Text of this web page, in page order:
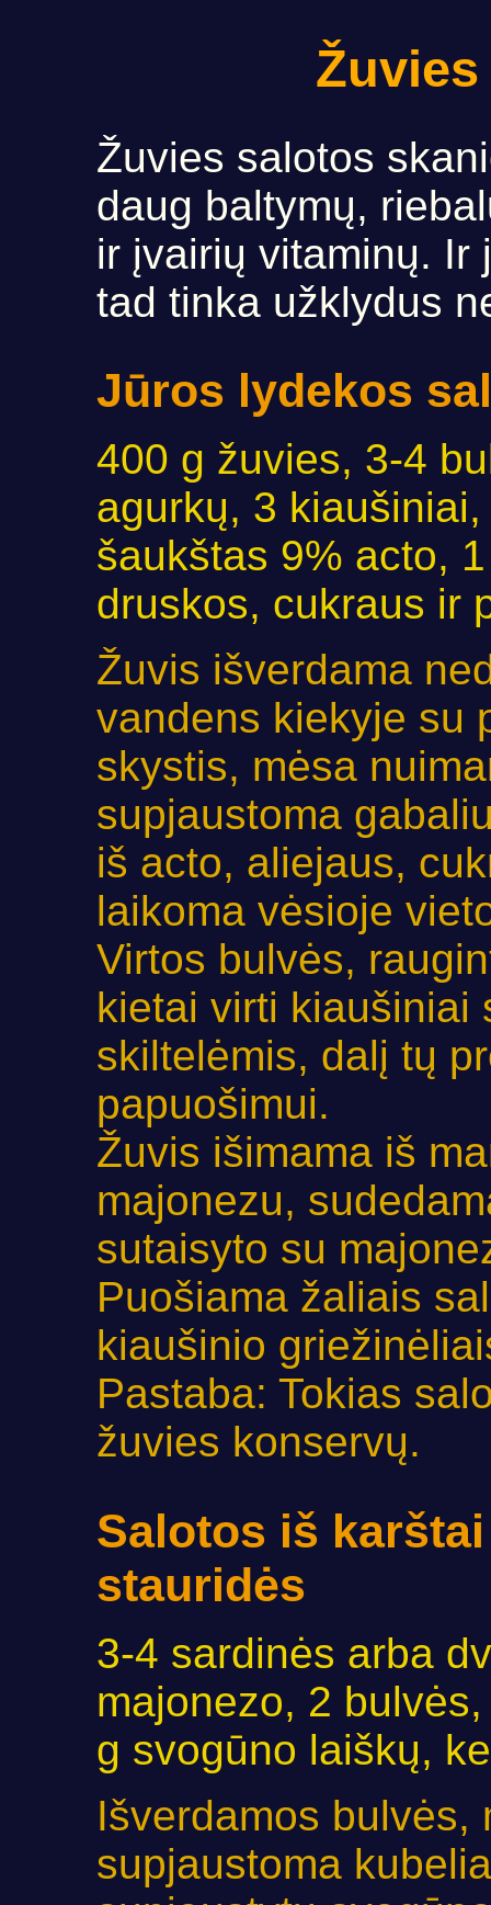
Žuvies salotos
daug baltymų,
ir įvairių vitaminų. Ir
tad tinka užklydus
Jūros lydekos
400 g žuvies, 3-4
agurkų, 3
šaukštas 9% acto,
druskos, cukraus ir
Žuvis išverdama
vandens kiekyje su
skystis, mėsa
supjaustoma
iš acto, aliejaus,
laikoma vėsioje
Virtos bulvės,
kietai virti kiaušiniai
skiltelėmis, dalį tų
papuošimui.
Žuvis išimama iš
majonezu,
sutaisyto su
Puošiama žaliais
kiaušinio
Pastaba: Tokias
žuvies konservų.
Salotos iš
stauridės
3-4 sardinės arba
majonezo, 2
g svogūno laiškų,
Išverdamos bulvės,
supjaustoma